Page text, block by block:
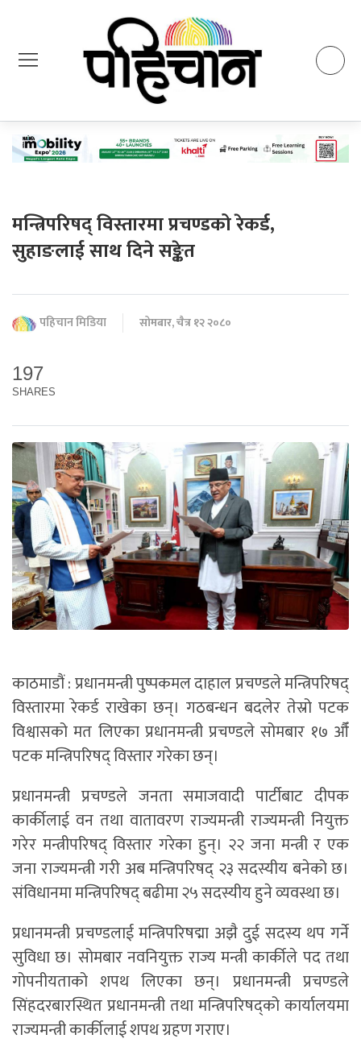
मन्त्रिपरिषद् विस्तारमा प्रचण्डको रेकर्ड,
सुहाङलाई साथ दिने सङ्केत
पहिचान मिडिया सोमबार, चैत्र १२ २०८०
197
SHARES
काठमाडौं : प्रधानमन्त्री पुष्पकमल दाहाल प्रचण्डले मन्त्रिपरिषद्
विस्तारमा रेकर्ड राखेका छन्। गठबन्धन बदलेर तेस्रो पटक
विश्वासको मत लिएका प्रधानमन्त्री प्रचण्डले सोमबार १७ औँ
पटक मन्त्रिपरिषद् विस्तार गरेका छन्।
प्रधानमन्त्री प्रचण्डले जनता समाजवादी पार्टीबाट दीपक
कार्कीलाई वन तथा वातावरण राज्यमन्त्री राज्यमन्त्री नियुक्त
गरेर मन्त्रीपरिषद् विस्तार गरेका हुन्। २२ जना मन्त्री र एक
जना राज्यमन्त्री गरी अब मन्त्रिपरिषद् २३ सदस्यीय बनेको छ।
संविधानमा मन्त्रिपरिषद् बढीमा २५ सदस्यीय हुने व्यवस्था छ।
प्रधानमन्त्री प्रचण्डलाई मन्त्रिपरिषद्मा अझै दुई सदस्य थप गर्ने
सुविधा छ। सोमबार नवनियुक्त राज्य मन्त्री कार्कीले पद तथा
गोपनीयताको शपथ लिएका छन्। प्रधानमन्त्री प्रचण्डले
सिंहदरबारस्थित प्रधानमन्त्री तथा मन्त्रिपरिषद्को कार्यालयमा
राज्यमन्त्री कार्कीलाई शपथ ग्रहण गराए।